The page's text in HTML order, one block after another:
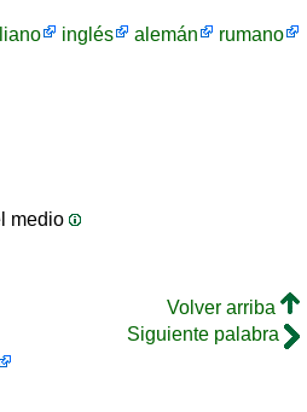
inglés alemán
rumano
medio
Volver arriba
Siguiente palabra